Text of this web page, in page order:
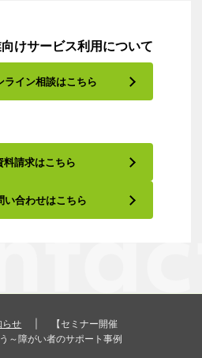
けサービス利用について
ライン相談はこちら
料請求はこちら
い合わせはこちら
らせ
【セミナー開催
～障がい者のサポート事例